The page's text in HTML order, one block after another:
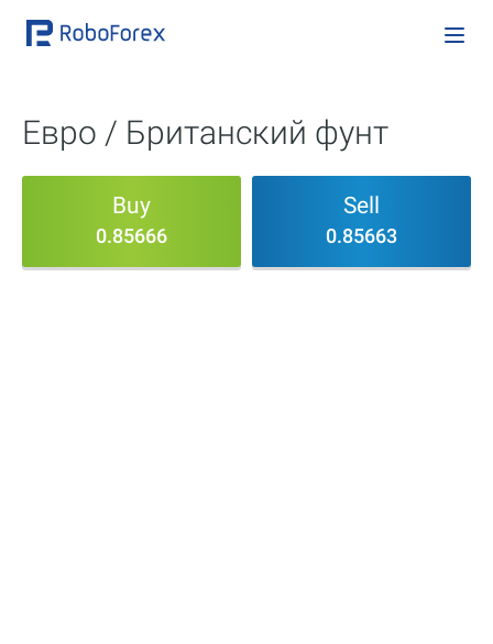
Евро / Британский фунт
Buy
0.85666
Sell
0.85663